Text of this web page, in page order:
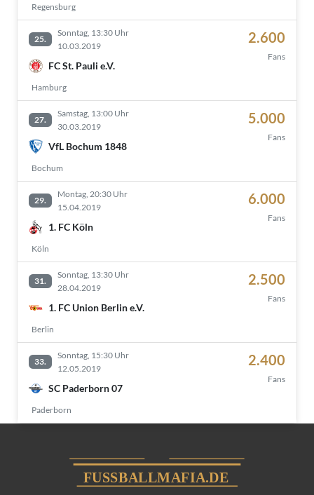
Regensburg
25.
Sonntag, 13:30 Uhr
10.03.2019
FC St. Pauli e.V.
Hamburg
2.600
Fans
27.
Samstag, 13:00 Uhr
30.03.2019
VfL Bochum 1848
Bochum
5.000
Fans
29.
Montag, 20:30 Uhr
15.04.2019
1. FC Köln
Köln
6.000
Fans
31.
Sonntag, 13:30 Uhr
28.04.2019
1. FC Union Berlin e.V.
Berlin
2.500
Fans
33.
Sonntag, 15:30 Uhr
12.05.2019
SC Paderborn 07
Paderborn
2.400
Fans